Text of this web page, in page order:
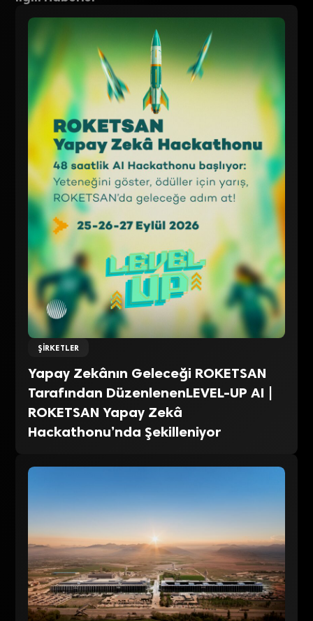
ŞIRKETLER
Yapay Zekânın Geleceği ROKETSAN
Tarafından DüzenlenenLEVEL-UP AI |
ROKETSAN Yapay Zekâ
Hackathonu’nda Şekilleniyor